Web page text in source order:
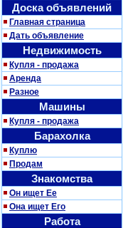
Доска объявлений
Главная страница
Дать объявление
Недвижимость
Купля - продажа
Аренда
Разное
Машины
Купля - продажа
Барахолка
Куплю
Продам
Знакомства
Он ищет Ее
Она ищет Его
Работа